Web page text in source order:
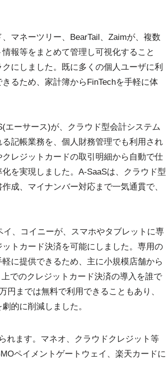
マネーツリー、BearTail、Zaimが、複数
報等をまとめて管理し可視化すること
にしました。既に多くの個人ユーザに利
るため、家計簿からFinTechを手軽に体
エーサース)が、クラウド型会計システム
記帳業務を、個人財務管理でも利用され
レジットカードの取引明細から自動で仕
を実現しました。A-SaaSは、クラウド型
成、マイナンバー対応まで一気通貫で、
、コイニーが、スマホやタブレットに専
トカード決済を可能にしました。専用の
に提供できるため、主に小規模店舗から
でのクレジットカード決済の導入を誰で
円までは無料で利用できることもあり、
的に削減しました。
れます。マネオ、クラウドクレジット等
ペイメントゲートウェイ、楽天カードに